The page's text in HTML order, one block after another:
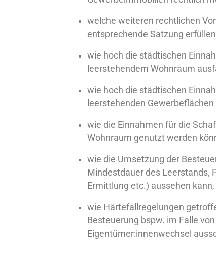
welche weiteren rechtlichen
entsprechende Satzung
wie hoch die städtischen
leerstehendem Wohnraum
wie hoch die städtischen
leerstehenden
wie die Einnahmen für die
Wohnraum genutzt werden
wie die Umsetzung der
Mindestdauer des Leerstands,
Ermittlung etc.) aussehen kann,
wie Härtefallregelungen
Besteuerung bspw. im Falle
Eigentümer:innenwechsel